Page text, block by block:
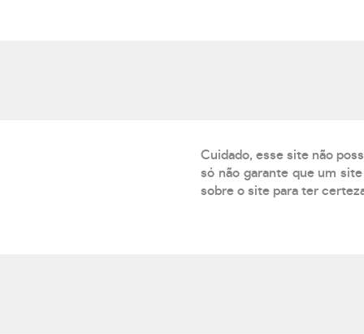
Cuidado, esse site não
só não garante que um
sobre o site para ter